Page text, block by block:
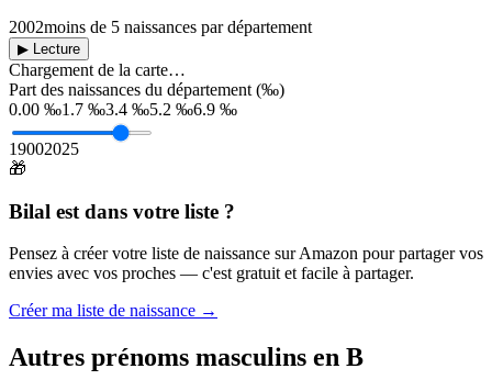
2002moins de 5 naissances par département
▶ Lecture
Chargement de la carte…
Part des naissances du département (‰)
0.00 ‰1.7 ‰3.4 ‰5.2 ‰6.9 ‰
19002025
🎁
Bilal est dans votre liste ?
Pensez à créer votre liste de naissance sur Amazon pour partager vos
envies avec vos proches — c'est gratuit et facile à partager.
Créer ma liste de naissance →
Autres prénoms masculins en B